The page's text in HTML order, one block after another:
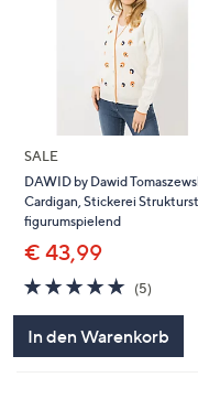
um
diese
anzuzeigen.
SALE
DAWID by Dawid
Cardigan, Stickerei
figurumspielend
€ 43,99
5.0
von
(5)5
In den Warenkorb